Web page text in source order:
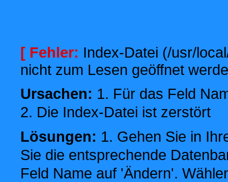
[ Fehler: Index-Datei (/usr/
nicht zum Lesen geöffnet
Ursachen: 1. Für das Feld
2. Die Index-Datei ist zerstört
Lösungen: 1. Gehen Sie in
Sie die entsprechende
Feld Name auf 'Ändern'.